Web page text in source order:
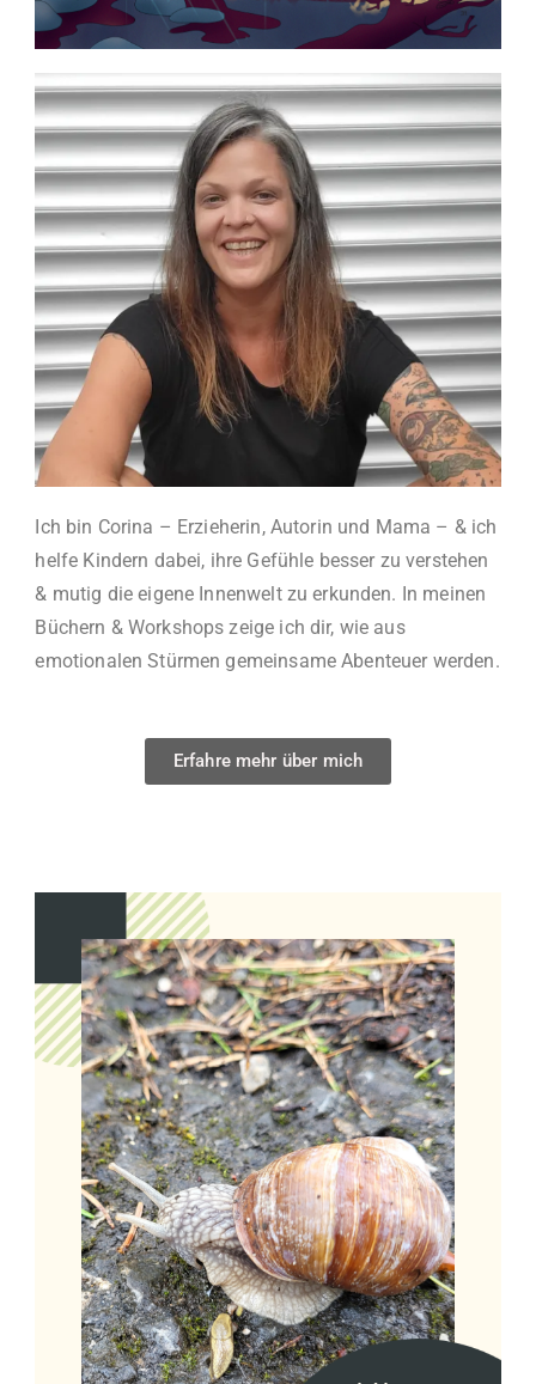
Ich bin Corina – Erzieherin, Autorin und Mama – & ich
helfe Kindern dabei, ihre Gefühle besser zu verstehen
& mutig die eigene Innenwelt zu erkunden. In meinen
Büchern & Workshops zeige ich dir, wie aus
emotionalen Stürmen gemeinsame Abenteuer werden.
Erfahre mehr über mich